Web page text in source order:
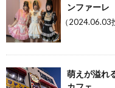
ンファーレ
（2024.06.03
萌えが溢れ